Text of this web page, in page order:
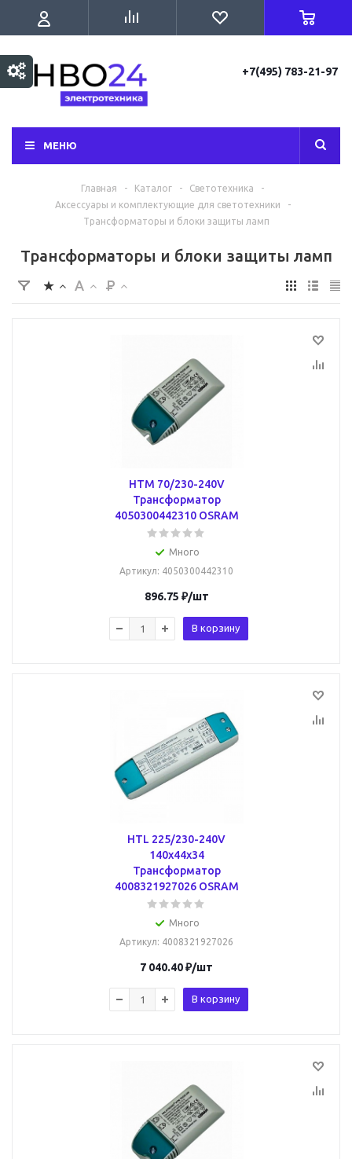
+7(495) 783-21-97
МЕНЮ
Главная - Каталог - Светотехника
-
Аксессуары и комплектующие для светотехники
-
Трансформаторы и блоки защиты ламп
Трансформаторы и блоки защиты ламп
HTM 70/230-240V
Трансформатор
4050300442310 OSRAM
Много
Артикул: 4050300442310
896.75 ₽/шт
В корзину
HTL 225/230-240V
140х44х34
Трансформатор
4008321927026 OSRAM
Много
Артикул: 4008321927026
7 040.40₽/шт
В корзину